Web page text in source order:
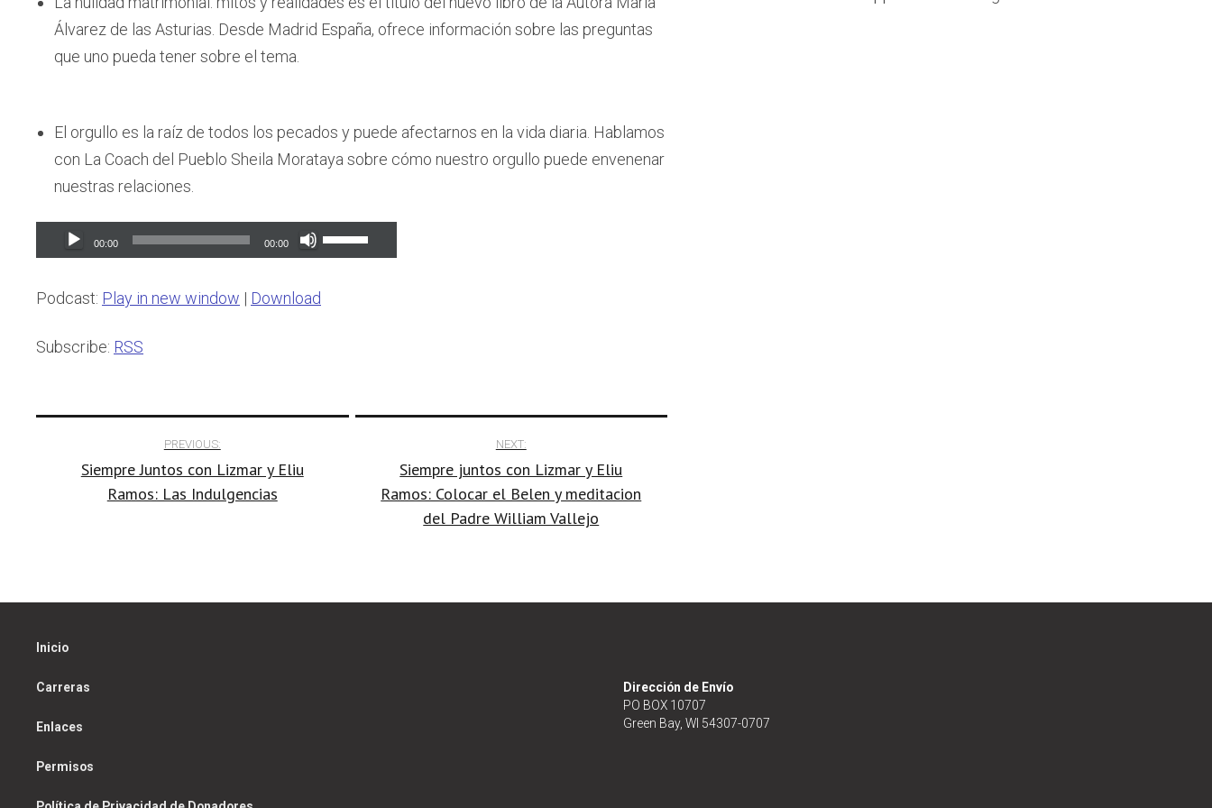
Álvarez de las Asturias. Desde Madrid España, ofrece información sobre las preguntas
que uno pueda tener sobre el tema.
El orgullo es la raíz de todos los pecados y puede afectarnos en la vida diaria. Hablamos
con La Coach del Pueblo Sheila Morataya sobre cómo nuestro orgullo puede envenenar
nuestras relaciones.
Audio
Player
00:00 00:00
Use
Up/Down
Podcast: Play in new window | Download
Subscribe: RSS
navigation
PREVIOUS:
Siempre Juntos con Lizmar y Eliu
Ramos: Las Indulgencias
NEXT:
Siempre juntos con Lizmar y Eliu
Ramos: Colocar el Belen y meditacion
del Padre William Vallejo
Inicio
Carreras
Enlaces
Permisos
Dirección de Envío
PO BOX 10707
Green Bay, WI 54307-0707